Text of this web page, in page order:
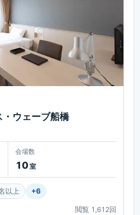
ウェーブ船橋
会場数
10室
以上 +6
閲覧 1,612回